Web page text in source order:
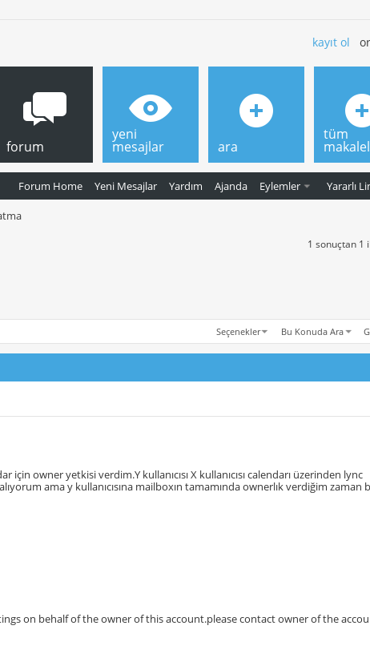
kayıt ol or
forum
Forum Home Yeni Mesajlar Yardım Ajanda Eylemler Yararlı
yeni
mesajlar ara
tüm
1 sonuçtan 1
Seçenekler Bu Konuda Ara
için owner yetkisi verdim.Y kullanıcısı X kullanıcısı calendarı üzerinden lync
ama y kullanıcısına mailboxın tamamında ownerlık verdiğim zaman
on behalf of the owner of this account.please contact owner of the